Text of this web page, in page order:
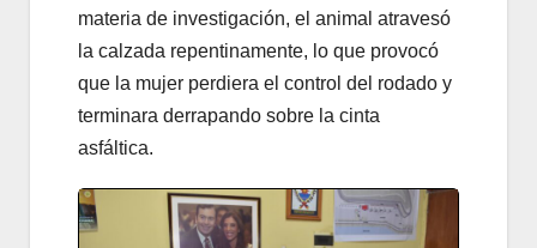
materia de investigación, el animal atravesó
la calzada repentinamente, lo que provocó
que la mujer perdiera el control del rodado y
terminara derrapando sobre la cinta
asfáltica.